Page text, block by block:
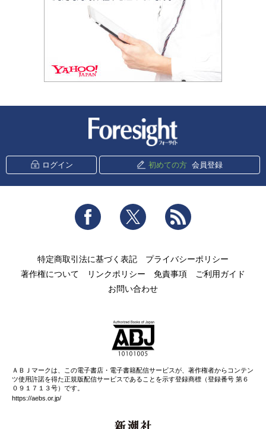
ログイン 初めての方 会員登録
Facebook Twitter
特定商取引法に基づく表記
プライバシーポリシー
著作権について
リンクポリシー 免責事項
ご利用ガイド
お問い合わせ
ＡＢＪマークは、この電子書店・電子書籍配信サービスが、著作権者からコンテン
ツ使用許諾を得た正規版配信サービスであることを示す登録商標（登録番号 第６
０９１７１３号）です。
https://aebs.or.jp/